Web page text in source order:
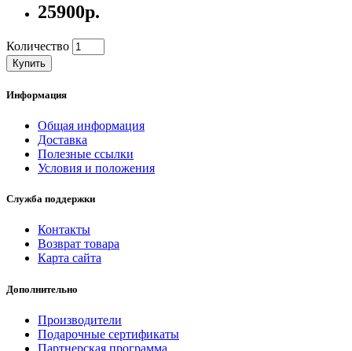
25900р.
Количество
Купить
Информация
Общая информация
Доставка
Полезные ссылки
Условия и положения
Служба поддержки
Контакты
Возврат товара
Карта сайта
Дополнительно
Производители
Подарочные сертификаты
Партнерская программа